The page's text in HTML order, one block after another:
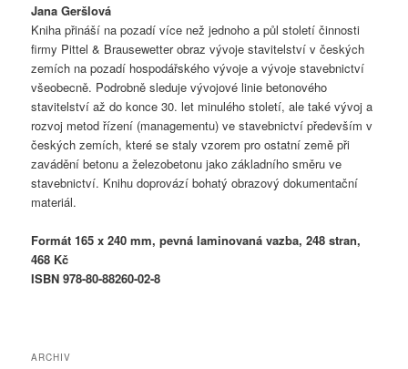
Jana Geršlová
Kniha přináší na pozadí více než jednoho a půl století činnosti
firmy Pittel & Brausewetter obraz vývoje stavitelství v českých
zemích na pozadí hospodářského vývoje a vývoje stavebnictví
všeobecně. Podrobně sleduje vývojové linie betonového
stavitelství až do konce 30. let minulého století, ale také vývoj a
rozvoj metod řízení (managementu) ve stavebnictví především v
českých zemích, které se staly vzorem pro ostatní země při
zavádění betonu a železobetonu jako základního směru ve
stavebnictví. Knihu doprovází bohatý obrazový dokumentační
materiál.
Formát 165 x 240 mm, pevná laminovaná vazba, 248 stran,
468 Kč
ISBN 978-80-88260-02-8
ARCHIV